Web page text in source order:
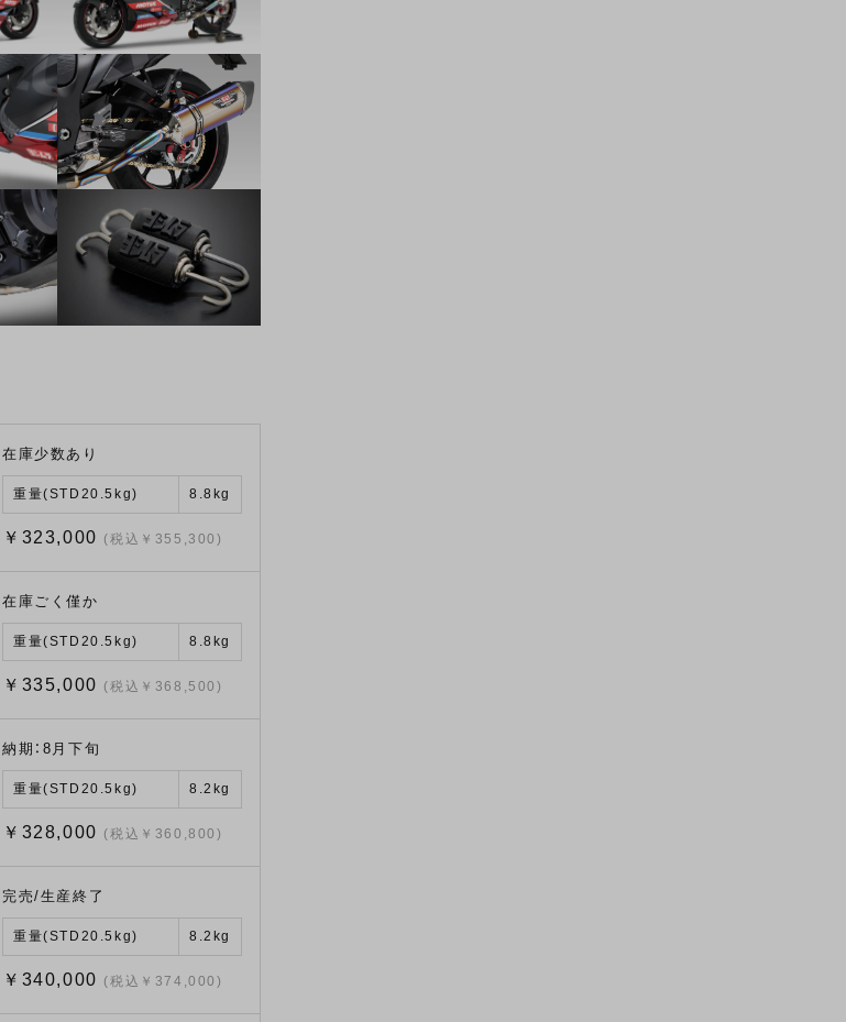
在庫少数あり
重量(STD20.5kg) 8.8kg
￥323,000 (税込￥355,300)
在庫ごく僅か
重量(STD20.5kg) 8.8kg
￥335,000 (税込￥368,500)
納期：8月下旬
重量(STD20.5kg) 8.2kg
￥328,000 (税込￥360,800)
完売/生産終了
重量(STD20.5kg) 8.2kg
￥340,000 (税込￥374,000)